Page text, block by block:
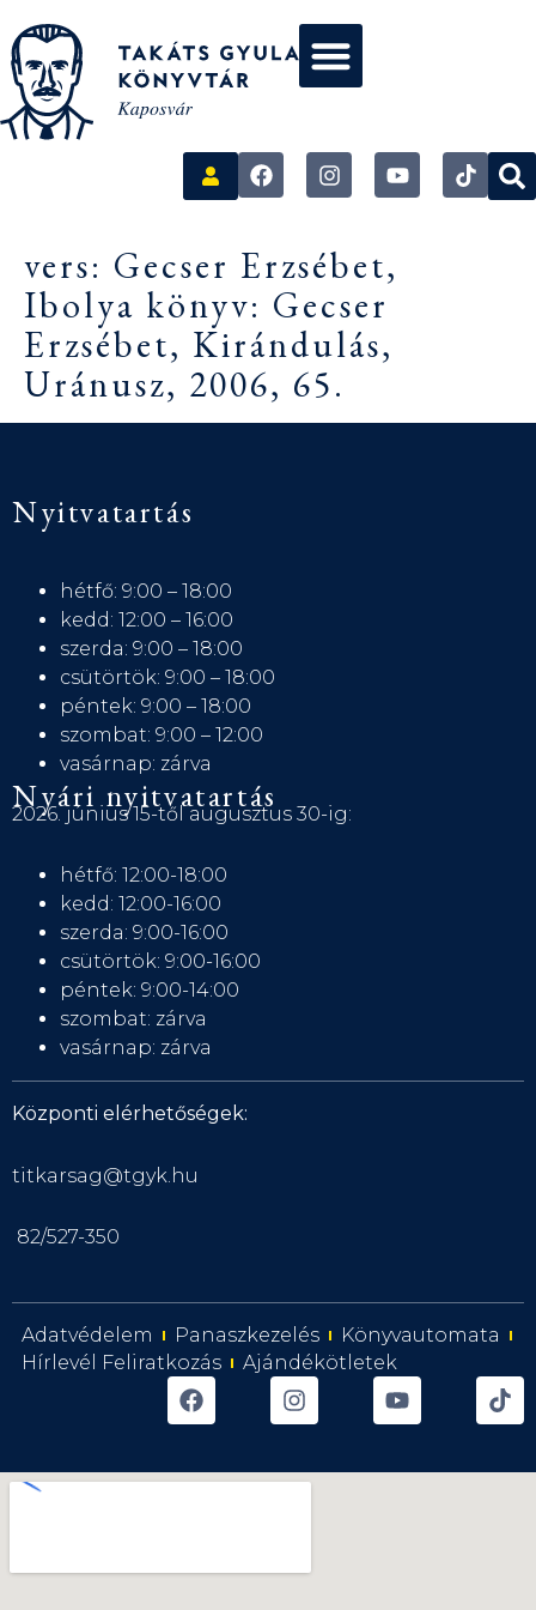
vers: Gecser Erzsébet,
Ibolya könyv: Gecser
Erzsébet, Kirándulás,
Uránusz, 2006, 65.
Nyitvatartás
hétfő: 9:00 – 18:00
kedd: 12:00 – 16:00
szerda: 9:00 – 18:00
csütörtök: 9:00 – 18:00
péntek: 9:00 – 18:00
szombat: 9:00 – 12:00
vasárnap: zárva
Nyári nyitvatartás
2026. június 15-től augusztus 30-ig:
hétfő: 12:00-18:00
kedd: 12:00-16:00
szerda: 9:00-16:00
csütörtök: 9:00-16:00
péntek: 9:00-14:00
szombat: zárva
vasárnap: zárva
Központi elérhetőségek:
titkarsag@tgyk.hu
82/527-350
Adatvédelem Panaszkezelés
Könyvautomata
Hírlevél Feliratkozás
Ajándékötletek